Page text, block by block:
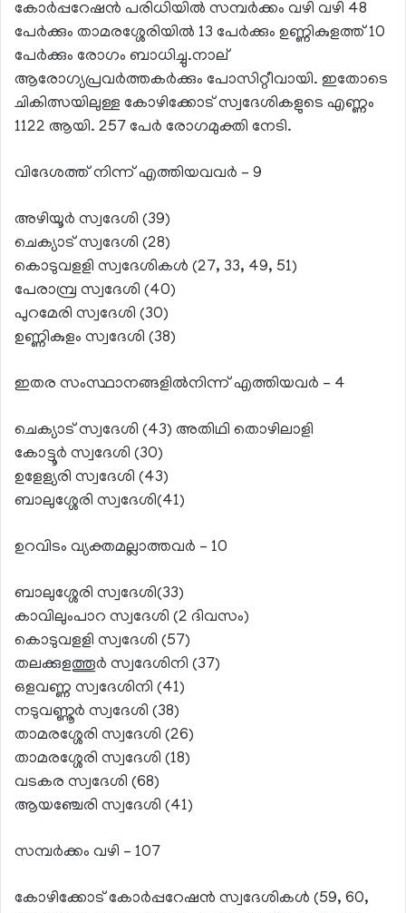
കോര്‍പ്പറേഷന്‍ പരിധിയില്‍ സമ്പര്‍ക്കം വഴി വഴി 48
പേര്‍ക്കും താമരശ്ശേരിയില്‍ 13 പേര്‍ക്കും ഉണ്ണികുളത്ത് 10
പേര്‍ക്കും രോഗം ബാധിച്ചു.നാല്
ആരോഗ്യപ്രവര്‍ത്തകര്‍ക്കും പോസിറ്റീവായി. ഇതോടെ
ചികിത്സയിലുള്ള കോഴിക്കോട് സ്വദേശികളുടെ എണ്ണം
1122 ആയി. 257 പേര്‍ രോഗമുക്തി നേടി.
വിദേശത്ത് നിന്ന് എത്തിയവവര്‍ – 9
അഴിയൂര്‍ സ്വദേശി (39)
ചെക്യാട് സ്വദേശി (28)
കൊടുവളളി സ്വദേശികള്‍ (27, 33, 49, 51)
പേരാമ്പ്ര സ്വദേശി (40)
പുറമേരി സ്വദേശി (30)
ഉണ്ണികുളം സ്വദേശി (38)
ഇതര സംസ്ഥാനങ്ങളില്‍നിന്ന് എത്തിയവര്‍ – 4
ചെക്യാട് സ്വദേശി (43) അതിഥി തൊഴിലാളി
കോട്ടൂര്‍ സ്വദേശി (30)
ഉളേള്യരി സ്വദേശി (43)
ബാലുശ്ശേരി സ്വദേശി(41)
ഉറവിടം വ്യക്തമല്ലാത്തവര്‍ – 10
ബാലുശ്ശേരി സ്വദേശി(33)
കാവിലുംപാറ സ്വദേശി (2 ദിവസം)
കൊടുവളളി സ്വദേശി (57)
തലക്കുളത്തൂര്‍ സ്വദേശിനി (37)
ഒളവണ്ണ സ്വദേശിനി (41)
നടുവണ്ണൂര്‍ സ്വദേശി (38)
താമരശ്ശേരി സ്വദേശി (26)
താമരശ്ശേരി സ്വദേശി (18)
വടകര സ്വദേശി (68)
ആയഞ്ചേരി സ്വദേശി (41)
സമ്പര്‍ക്കം വഴി – 107
കോഴിക്കോട് കോര്‍പ്പറേഷന്‍ സ്വദേശികള്‍ (59, 60,